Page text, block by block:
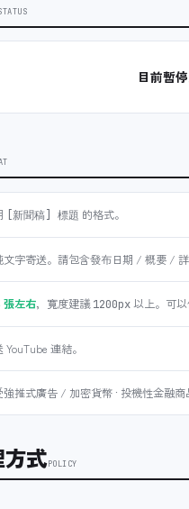
目前暫
[新聞稿] 標題 的格式。
文字寄送。請包含發布日期 / 概要 /
張左右，寬度建議 1200px以上。可
YouTube 連結。
強推式廣告 / 加密貨幣 · 投機性金融
式POLICY